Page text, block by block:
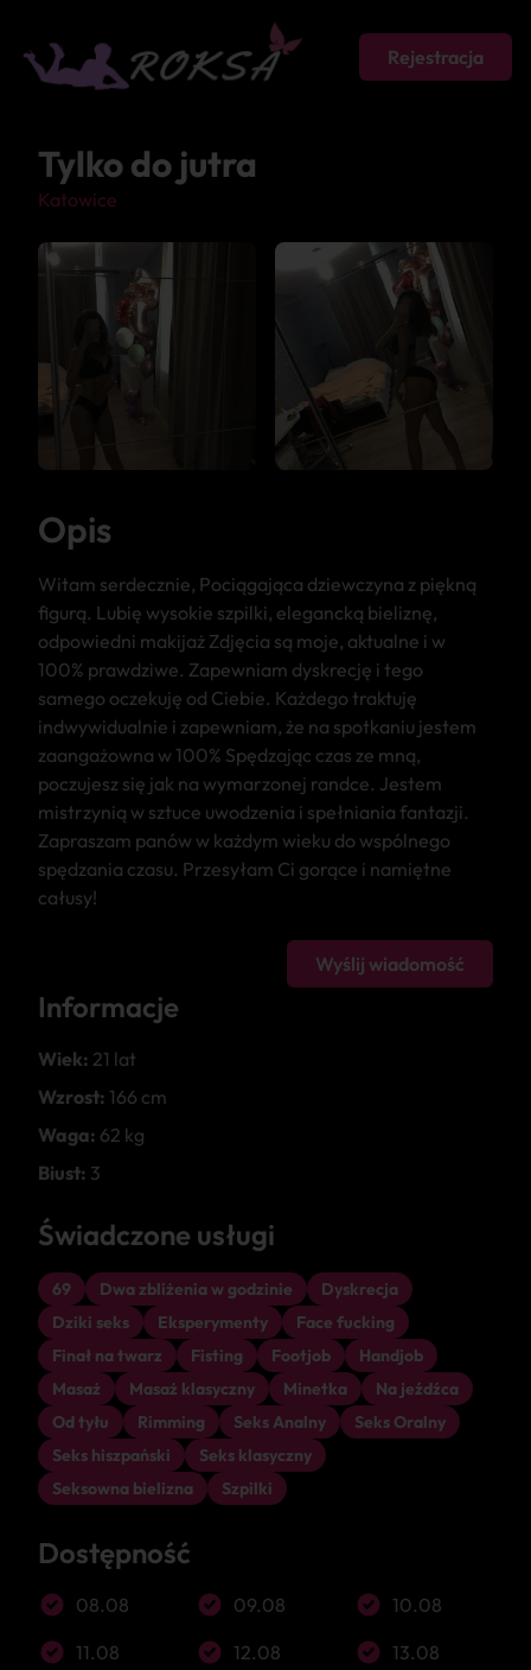
Rejestracja
Tylko do jutra
Katowice
Opis
Witam serdecznie, Pociągająca dziewczyna z piękną
figurą. Lubię wysokie szpilki, elegancką bieliznę,
odpowiedni makijaż Zdjęcia są moje, aktualne i w
100% prawdziwe. Zapewniam dyskrecję i tego
samego oczekuję od Ciebie. Każdego traktuję
indwywidualnie i zapewniam, że na spotkaniu jestem
zaangażowna w 100% Spędzając czas ze mną,
poczujesz się jak na wymarzonej randce. Jestem
mistrzynią w sztuce uwodzenia i spełniania fantazji.
Zapraszam panów w każdym wieku do wspólnego
spędzania czasu. Przesyłam Ci gorące i namiętne
całusy!
Wyślij wiadomość
Informacje
Wiek: 21 lat
Wzrost: 166 cm
Waga: 62 kg
Biust: 3
Świadczone usługi
69 Dwa zbliżenia w godzinie
Dyskrecja
Dziki seks
Eksperymenty
Face fucking
Finał na twarz
Fisting Footjob
Handjob
Masaż
Masaż klasyczny Minetka
Na jeźdźca
Od tyłu
Rimming Seks Analny
Seks Oralny
Seks hiszpański
Seks klasyczny
Seksowna bielizna
Szpilki
Dostępność
08.08 09.08
10.08
11.08
12.08 13.08